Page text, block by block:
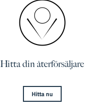
Hitta din återförsäljare
Hitta nu